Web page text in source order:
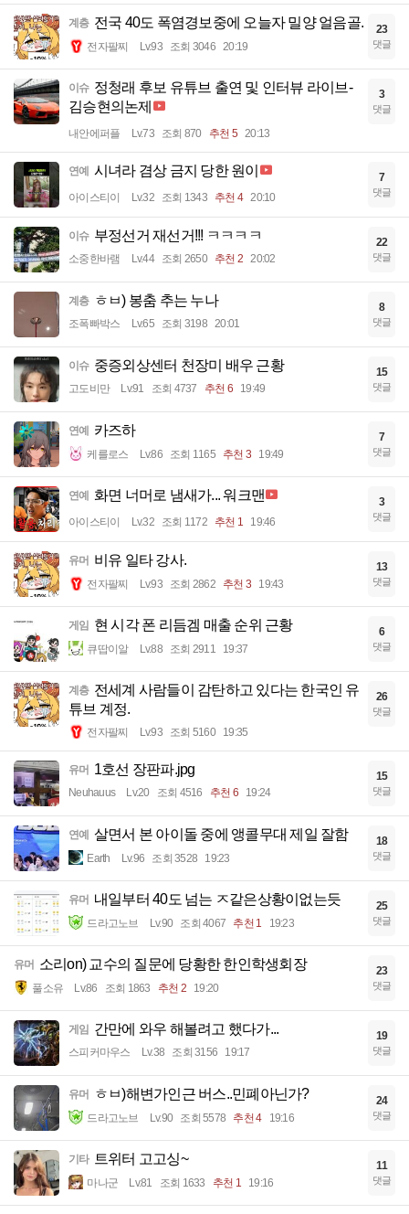
계층 전국 40도 폭염경보중에 오늘자 밀양 얼음골.
전자팔찌 Lv.93 조회 3046 20:19
23
댓글
이슈 정청래 후보 유튜브 출연 및 인터뷰 라이브-
김승현의논제
내안에퍼플 Lv.73 조회 870 추천 5 20:13
3
댓글
연예 시녀라 겸상 금지 당한 원이
아이스티이 Lv.32 조회 1343 추천 4 20:10
7
댓글
이슈 부정선거 재선거!!! ㅋㅋㅋㅋ
소중한바램 Lv.44 조회 2650 추천 2 20:02
22
댓글
계층 ㅎㅂ) 봉춤 추는 누나
조폭빠박스 Lv.65 조회 3198 20:01
8
댓글
이슈 중증외상센터 천장미 배우 근황
고도비만 Lv.91 조회 4737 추천 6 19:49
15
댓글
연예 카즈하
케를로스 Lv.86 조회 1165 추천 3 19:49
7
댓글
연예 화면 너머로 냄새가... 워크맨
아이스티이 Lv.32 조회 1172 추천 1 19:46
3
댓글
유머 비유 일타 강사.
전자팔찌 Lv.93 조회 2862 추천 3 19:43
13
댓글
게임 현 시각 폰 리듬겜 매출 순위 근황
큐땁이알 Lv.88 조회 2911 19:37
6
댓글
계층 전세계 사람들이 감탄하고 있다는 한국인 유
튜브 계정.
전자팔찌 Lv.93 조회 5160 19:35
26
댓글
유머 1호선 장판파.jpg
Neuhauus Lv.20 조회 4516 추천 6 19:24
15
댓글
연예 살면서 본 아이돌 중에 앵콜무대 제일 잘함
Earth Lv.96 조회 3528 19:23
18
댓글
유머 내일부터 40도 넘는 ㅈ같은상황이없는듯
드라고노브 Lv.90 조회 4067 추천 1 19:23
25
댓글
유머 소리on) 교수의 질문에 당황한 한인학생회장
풀소유 Lv.86 조회 1863 추천 2 19:20
23
댓글
게임 간만에 와우 해볼려고 했다가...
스피커마우스 Lv.38 조회 3156 19:17
19
댓글
유머 ㅎㅂ)해변가인근 버스..민폐아닌가?
드라고노브 Lv.90 조회 5578 추천 4 19:16
24
댓글
기타 트위터 고고싱~
마나군 Lv.81 조회 1633 추천 1 19:16
11
댓글